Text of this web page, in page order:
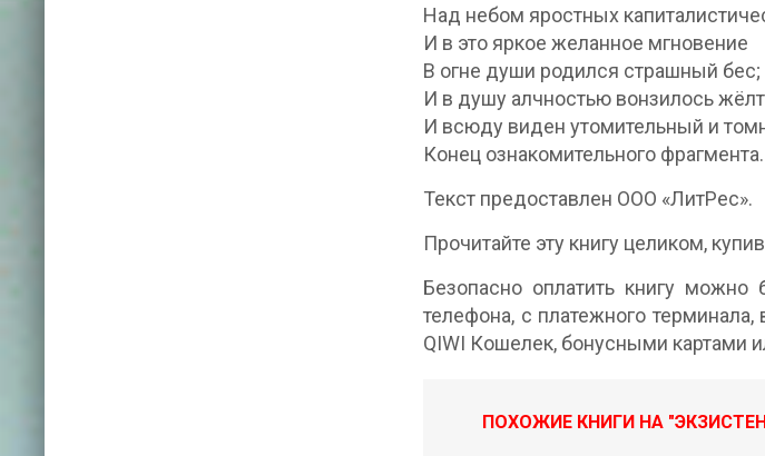
Над небом яростных
И в это яркое желанное мгновение
В огне души родился страшный бес;
И в душу алчностью вонзилось
И всюду виден утомительный и
Конец ознакомительного фрагмента.
Текст предоставлен ООО «ЛитРес».
Безопасно оплатить книгу можно
телефона, с платежного
QIWI Кошелек, бонусными картами
ПОХОЖИЕ КНИГИ НА